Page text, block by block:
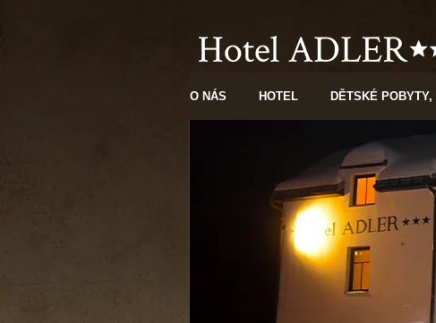
O NÁS HOTEL DĚTSKÉ